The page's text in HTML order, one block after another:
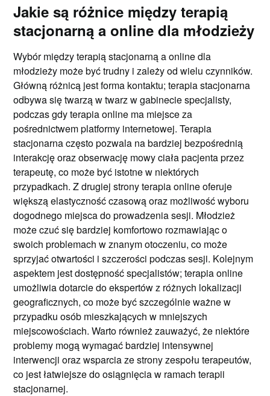
Jakie są różnice między terapią
stacjonarną a online dla młodzieży
Wybór między terapią stacjonarną a online dla
młodzieży może być trudny i zależy od wielu czynników.
Główną różnicą jest forma kontaktu; terapia stacjonarna
odbywa się twarzą w twarz w gabinecie specjalisty,
podczas gdy terapia online ma miejsce za
pośrednictwem platformy internetowej. Terapia
stacjonarna często pozwala na bardziej bezpośrednią
interakcję oraz obserwację mowy ciała pacjenta przez
terapeutę, co może być istotne w niektórych
przypadkach. Z drugiej strony terapia online oferuje
większą elastyczność czasową oraz możliwość wyboru
dogodnego miejsca do prowadzenia sesji. Młodzież
może czuć się bardziej komfortowo rozmawiając o
swoich problemach w znanym otoczeniu, co może
sprzyjać otwartości i szczerości podczas sesji. Kolejnym
aspektem jest dostępność specjalistów; terapia online
umożliwia dotarcie do ekspertów z różnych lokalizacji
geograficznych, co może być szczególnie ważne w
przypadku osób mieszkających w mniejszych
miejscowościach. Warto również zauważyć, że niektóre
problemy mogą wymagać bardziej intensywnej
interwencji oraz wsparcia ze strony zespołu terapeutów,
co jest łatwiejsze do osiągnięcia w ramach terapii
stacjonarnej.